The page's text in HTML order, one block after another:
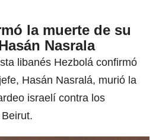
la muerte de su
Nasrala
libanés Hezbolá confirmó
Hasán Nasralá, murió la
israelí contra los